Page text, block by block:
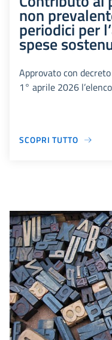
non
periodici per
spese
Approvato con
1° aprile 2026
SCOPRI TUTTO